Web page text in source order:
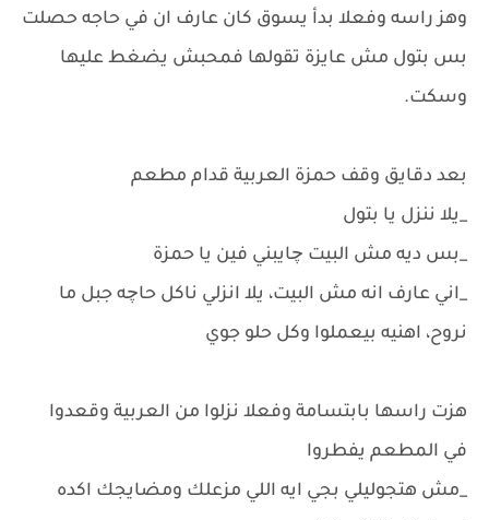
وهز راسه وفعلا بدأ يسوق كان عارف ان في حاجه حصلت
بس بتول مش عايزة تقولها فمحبش يضغط عليها
وسكت.
بعد دقايق وقف حمزة العربية قدام مطعم
_يلا ننزل يا بتول
_بس ديه مش البيت چايبني فين يا حمزة
_اني عارف انه مش البيت، يلا انزلي ناكل حاچه جبل ما
نروح، اهنيه بيعملوا وكل حلو جوي
هزت راسها بابتسامة وفعلا نزلوا من العربية وقعدوا
في المطعم يفطروا
_مش هتجوليلي بجي ايه اللي مزعلك ومضايجك اكده